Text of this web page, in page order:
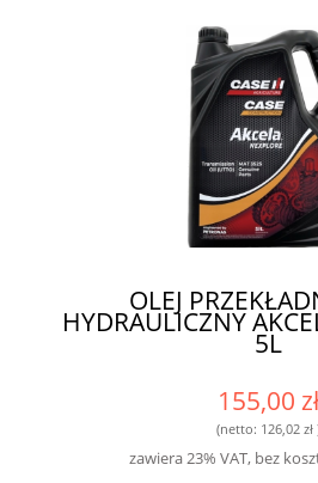
OLEJ
HYDRAULICZNY
5L
155,00 zł
(netto: 126,02 zł
zawiera 23% VAT, bez